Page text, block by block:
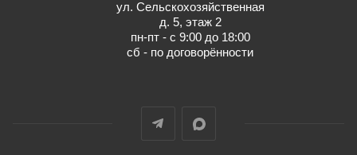
ул. Сельскохозяйственная
д. 5, этаж 2
пн-пт - с 9:00 до 18:00
сб - по договорённости